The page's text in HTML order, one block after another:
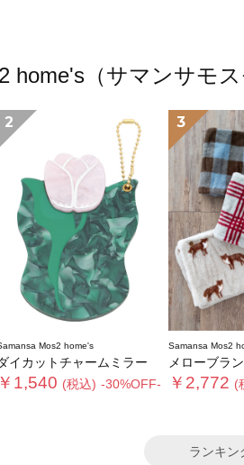
home's（サマンサモ
2
Mos2 home's
イカットチャームミラー
￥1,540 (税込) -30%OFF-
3
Samansa Mos2
メローブラ
￥2,772 (
ランキン